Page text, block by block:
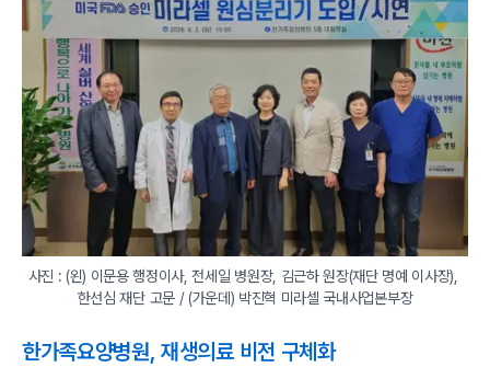
사진 : (왼) 이문용 행정이사, 전세일 병원장, 김근하 원장(재단 명예 이사장),
한선심 재단 고문 / (가운데) 박진혁 미라셀 국내사업본부장
한가족요양병원, 재생의료 비전 구체화